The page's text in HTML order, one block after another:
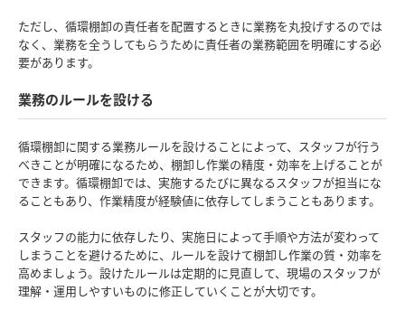
ただし、循環棚卸の責任者を配置するときに業務を丸投げするのでは
なく、業務を全うしてもらうために責任者の業務範囲を明確にする必
要があります。
業務のルールを設ける
循環棚卸に関する業務ルールを設けることによって、スタッフが行う
べきことが明確になるため、棚卸し作業の精度・効率を上げることが
できます。循環棚卸では、実施するたびに異なるスタッフが担当にな
ることもあり、作業精度が経験値に依存してしまうこともあります。
スタッフの能力に依存したり、実施日によって手順や方法が変わって
しまうことを避けるために、ルールを設けて棚卸し作業の質・効率を
高めましょう。設けたルールは定期的に見直して、現場のスタッフが
理解・運用しやすいものに修正していくことが大切です。